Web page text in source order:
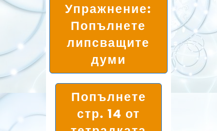
Упражнение:
Попълнете
липсващите
думи
Попълнете
стр. 14 от